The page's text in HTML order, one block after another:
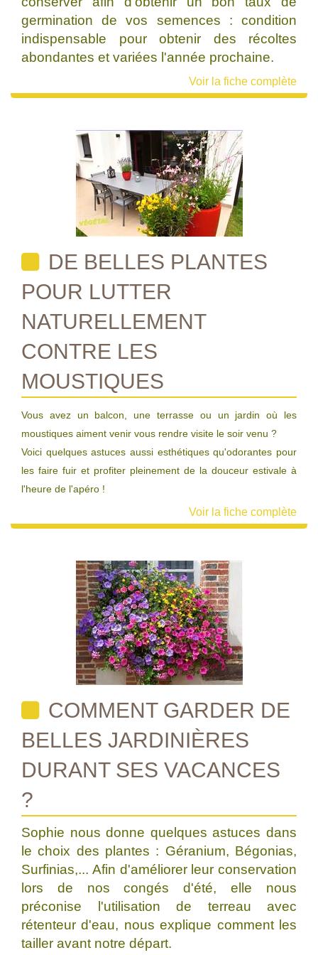
germination de vos semences : condition
indispensable pour obtenir des récoltes
abondantes et variées l'année prochaine.
Voir la fiche complète
DE BELLES PLANTES
POUR LUTTER
NATURELLEMENT
CONTRE LES
MOUSTIQUES
Vous avez un balcon, une terrasse ou un jardin où les
moustiques aiment venir vous rendre visite le soir venu ?
Voici quelques astuces aussi esthétiques qu'odorantes pour
les faire fuir et profiter pleinement de la douceur estivale à
l'heure de l'apéro !
Voir la fiche complète
COMMENT GARDER DE
BELLES JARDINIÈRES
DURANT SES VACANCES
?
Sophie nous donne quelques astuces dans
le choix des plantes : Géranium, Bégonias,
Surfinias,... Afin d'améliorer leur conservation
lors de nos congés d'été, elle nous
préconise l'utilisation de terreau avec
rétenteur d'eau, nous explique comment les
tailler avant notre départ.